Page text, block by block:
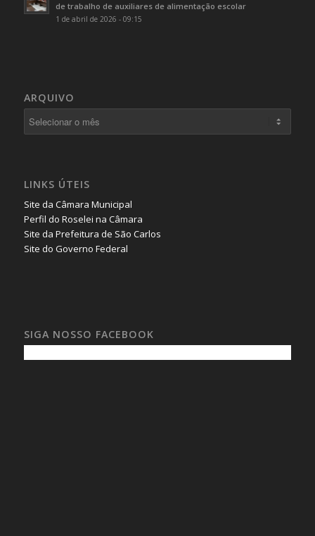
de trabalho de auxiliares de alimentação escolar
1 de abril de 2026 - 09:15
ARQUIVO
LINKS ÚTEIS
Site da Câmara Municipal
Perfil do Roselei na Câmara
Site da Prefeitura de São Carlos
Site do Governo Federal
SIGA NOSSO FACEBOOK